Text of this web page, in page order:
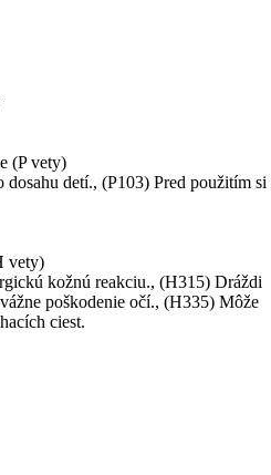
(P vety)
detí., (P103) Pred použitím si
vety)
kožnú reakciu., (H315) Dráždi
poškodenie očí., (H335) Môže
ciest.